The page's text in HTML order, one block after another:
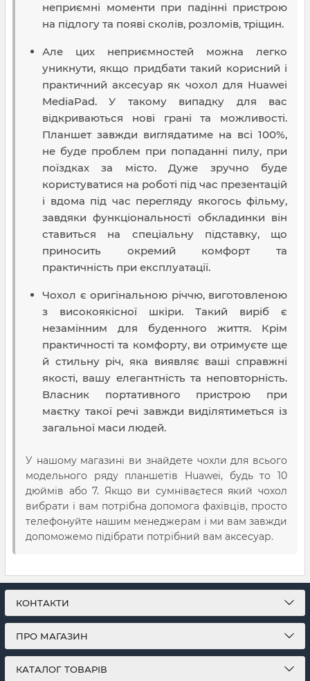
неприємні моменти при падінні пристрою
на підлогу та появі сколів, розломів, тріщин.
Але цих неприємностей можна легко
уникнути, якщо придбати такий корисний і
практичний аксесуар як чохол для Huawei
MediaPad. У такому випадку для вас
відкриваються нові грані та можливості.
Планшет завжди виглядатиме на всі 100%,
не буде проблем при попаданні пилу, при
поїздках за місто. Дуже зручно буде
користуватися на роботі під час презентацій
і вдома під час перегляду якогось фільму,
завдяки функціональності обкладинки він
ставиться на спеціальну підставку, що
приносить окремий комфорт та
практичність при експлуатації.
Чохол є оригінальною річчю, виготовленою
з високоякісної шкіри. Такий виріб є
незамінним для буденного життя. Крім
практичності та комфорту, ви отримуєте ще
й стильну річ, яка виявляє ваші справжні
якості, вашу елегантність та неповторність.
Власник портативного пристрою при
маєтку такої речі завжди виділятиметься із
загальної маси людей.
У нашому магазині ви знайдете чохли для всього
модельного ряду планшетів Huawei, будь то 10
дюймів або 7. Якщо ви сумніваєтеся який чохол
вибрати і вам потрібна допомога фахівців, просто
телефонуйте нашим менеджерам і ми вам завжди
допоможемо підібрати потрібний вам аксесуар.
КОНТАКТИ
ПРО МАГАЗИН
КАТАЛОГ ТОВАРІВ